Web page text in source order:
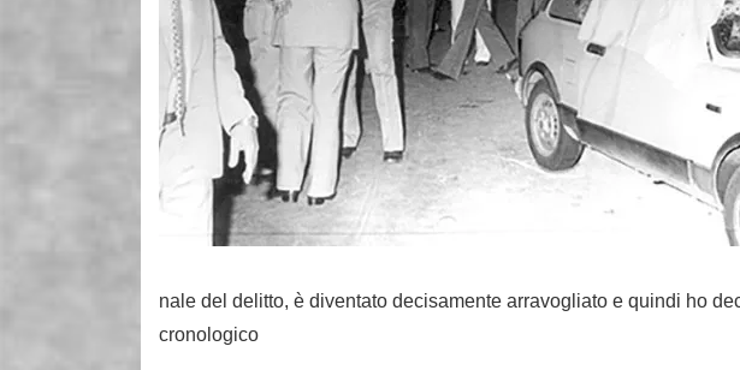
nale del delitto, è diventato decisamente arravogliato e quindi ho
cronologico